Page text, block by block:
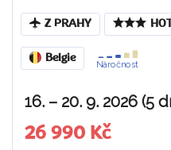
Z PRAHY
Belgie
Náročnost
16. – 20. 9. 2026 (5
26 990 Kč